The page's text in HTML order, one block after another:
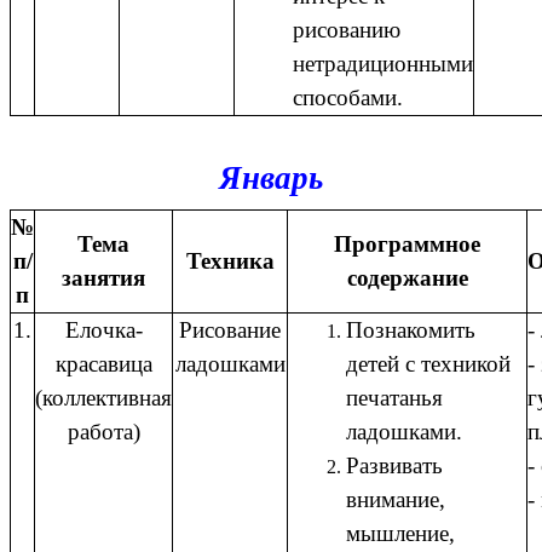
рисованию
нетрадиционными
способами.
Январь
№
п/
п
Тема
занятия
Техника
Программное
содержание
1.
Елочка-
красавица
(коллективная
работа)
Рисование
ладошками
Познакомить
детей с техникой
печатанья
ладошками.
Развивать
внимание,
мышление,
-
-
-
-